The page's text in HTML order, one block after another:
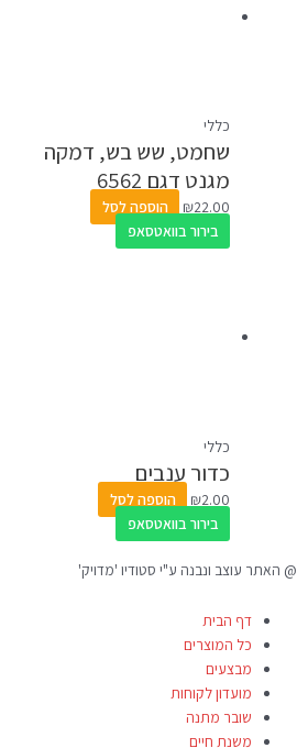
כללי
שחמט, שש בש, דמקה
מגנט דגם 6562
₪22.00
הוספה לסל
בירור בוואטסאפ
כללי
כדור ענבים
₪2.00
הוספה לסל
בירור בוואטסאפ
@ האתר עוצב ונבנה ע"י סטודיו 'מדויק'
דף הבית
כל המוצרים
מבצעים
מועדון לקוחות
שובר מתנה
משנת חיים